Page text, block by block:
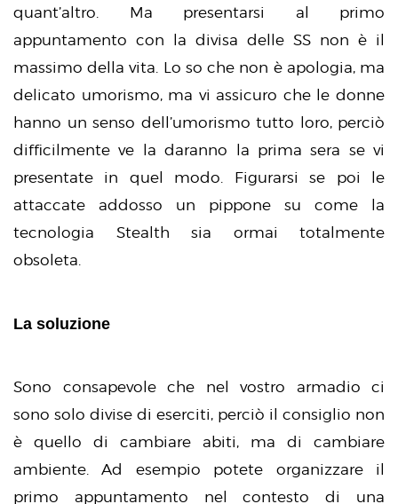
quant’altro. Ma presentarsi al primo
appuntamento con la divisa delle SS non è il
massimo della vita. Lo so che non è apologia, ma
delicato umorismo, ma vi assicuro che le donne
hanno un senso dell’umorismo tutto loro, perciò
difficilmente ve la daranno la prima sera se vi
presentate in quel modo. Figurarsi se poi le
attaccate addosso un pippone su come la
tecnologia Stealth sia ormai totalmente
obsoleta.
La soluzione
Sono consapevole che nel vostro armadio ci
sono solo divise di eserciti, perciò il consiglio non
è quello di cambiare abiti, ma di cambiare
ambiente. Ad esempio potete organizzare il
primo appuntamento nel contesto di una